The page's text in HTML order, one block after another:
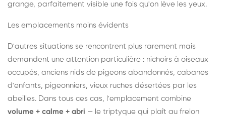
grange, parfaitement visible une fois qu'on lève les yeux.
Les emplacements moins évidents
D'autres situations se rencontrent plus rarement mais
demandent une attention particulière : nichoirs à oiseaux
occupés, anciens nids de pigeons abandonnés, cabanes
d'enfants, pigeonniers, vieux ruches désertées par les
abeilles. Dans tous ces cas, l'emplacement combine
volume + calme + abri — le triptyque qui plaît au frelon